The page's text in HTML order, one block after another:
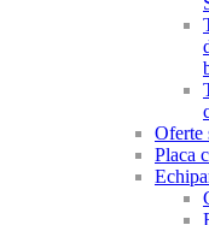
Oferte
Placa